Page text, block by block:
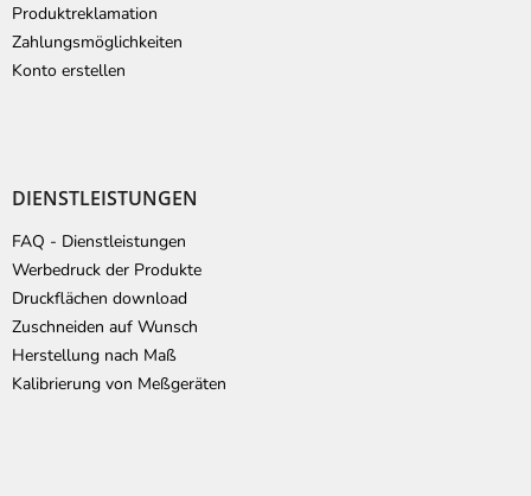
Produktreklamation
Zahlungsmöglichkeiten
Konto erstellen
DIENSTLEISTUNGEN
FAQ - Dienstleistungen
Werbedruck der Produkte
Druckflächen download
Zuschneiden auf Wunsch
Herstellung nach Maß
Kalibrierung von Meßgeräten